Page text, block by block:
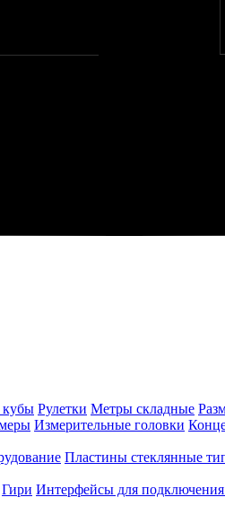
Рулетки Метры складные
Измерительные головки
Пластины стеклянные
Гири Интерфейсы для